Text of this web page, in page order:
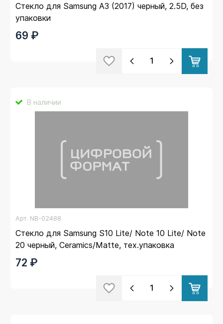
Стекло для Samsung A3 (2017) черный, 2.5D, без
упаковки
69 ₽
В наличии
Арт. NB-02488
Стекло для Samsung S10 Lite/ Note 10 Lite/ Note
20 черный, Ceramics/Matte, тех.упаковка
72 ₽